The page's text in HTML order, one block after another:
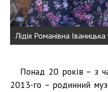
Лідія Романівна
Понад 20 років – з
2013-го – родинний